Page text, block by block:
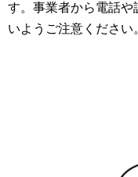
す。事業者から電話
いようご注意ください